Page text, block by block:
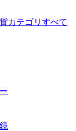
カテゴリすべて